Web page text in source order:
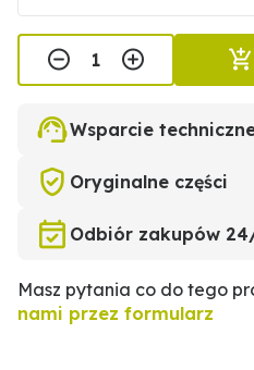
Wsparcie
Oryginalne części
Odbiór zakupów
Masz pytania co do tego
nami przez formularz